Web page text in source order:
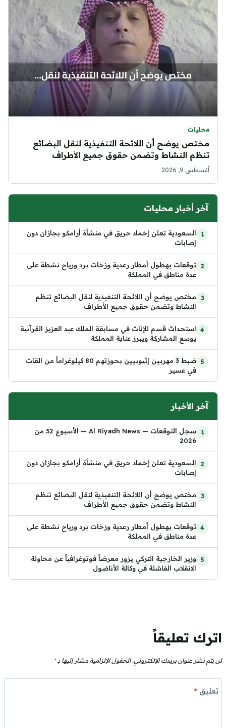
محليات
مختص يوضح أن اللائحة التنفيذية لنقل البضائع
تنظم النشاط وتضمن حقوق جميع الأطراف
أغسطس 9, 2026
آخر أخبار محليات
السعودية تعلن إخماد حريق في منشأة أرامكو بجازان دون
إصابات
توقعات بهطول أمطار رعدية وزخات برد ورياح نشطة على
عدة مناطق في المملكة
مختص يوضح أن اللائحة التنفيذية لنقل البضائع تنظم
النشاط وتضمن حقوق جميع الأطراف
استحداث قسم للإناث في مسابقة الملك عبد العزيز القرآنية
يوسع المشاركة ويبرز عناية المملكة
ضبط 3 مهربين إثيوبيين بحوزتهم 80 كيلوغراماً من القات
في عسير
آخر الأخبار
سجل التوقعات — Al Riyadh News — الأسبوع 32 من
2026
السعودية تعلن إخماد حريق في منشأة أرامكو بجازان دون
إصابات
مختص يوضح أن اللائحة التنفيذية لنقل البضائع تنظم
النشاط وتضمن حقوق جميع الأطراف
توقعات بهطول أمطار رعدية وزخات برد ورياح نشطة على
عدة مناطق في المملكة
وزير الخارجية التركي يزور معرضاً فوتوغرافياً عن محاولة
الانقلاب الفاشلة في وكالة الأناضول
اترك تعليقاً
لن يتم نشر عنوان بريدك الإلكتروني. الحقول الإلزامية مشار إليها بـ*
تعليق*